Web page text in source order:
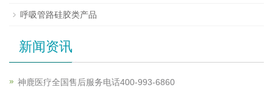
呼吸管路硅胶类产品
新闻资讯
神鹿医疗全国售后服务电话400-993-6860